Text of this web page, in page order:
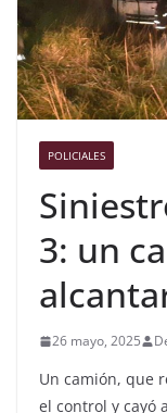
POLICIALES
3: un
26 mayo, 2025
Un camión, que
el control y cayó